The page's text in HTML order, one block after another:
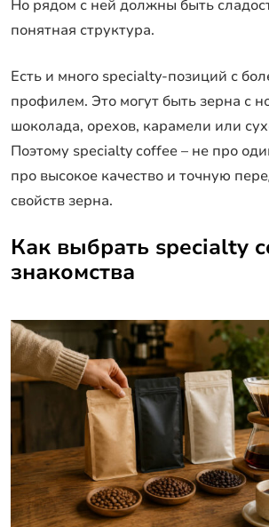
Но рядом с ней должны быть
понятная структура.
Есть и много specialty-позиций с
профилем. Это могут быть зерна с
шоколада, орехов, карамели или
Поэтому specialty coffee – не про
про высокое качество и точную
свойств зерна.
Как выбрать specialty
знакомства